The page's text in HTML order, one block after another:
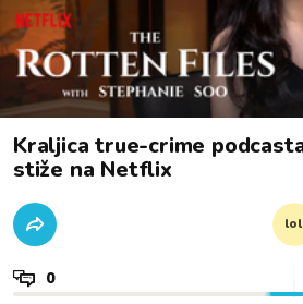
Kraljica true-crime
stiže na Netflix
0